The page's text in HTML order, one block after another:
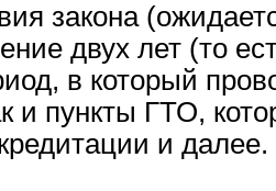
закона
двух лет (то
в который
и пункты ГТО,
и далее.